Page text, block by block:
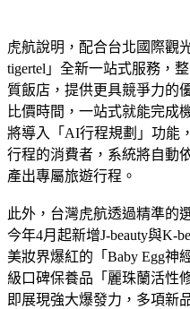
虎航說明，配合台北國際觀
tigertel」全新一站式服務，
質飯店，提供更具競爭力的
比價時間，一站式就能完成
將導入「AI行程規劃」功能
行程的消費者，系統將自動
產出專屬旅遊行程。
此外，台灣虎航透過精準的
今年4月起新增J-beauty與K-
美妝界爆紅的「Baby Egg神
級口碑保養品「麗珠蘭活性
即展現強大爆發力，多項新